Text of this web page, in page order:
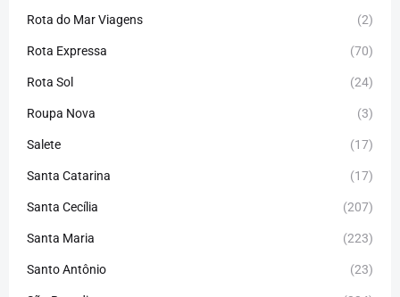
Rota do Mar Viagens (2)
Rota Expressa (70)
Rota Sol (24)
Roupa Nova (3)
Salete (17)
Santa Catarina (17)
Santa Cecília (207)
Santa Maria (223)
Santo Antônio (23)